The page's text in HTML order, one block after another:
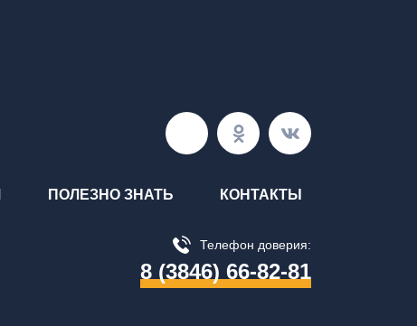
ПОЛЕЗНО ЗНАТЬ КОНТАКТЫ
Телефон доверия:
8 (3846) 66-82-81